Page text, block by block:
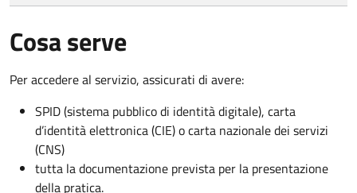
Cosa serve
Per accedere al servizio, assicurati di avere:
SPID (sistema pubblico di identità digitale), carta
d’identità elettronica (CIE) o carta nazionale dei servizi
(CNS)
tutta la documentazione prevista per la presentazione
della pratica.